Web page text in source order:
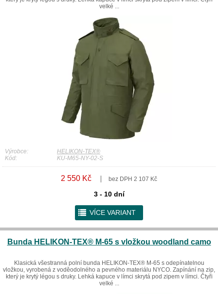
velké ...
Výrobce:
HELIKON-TEX®
Kód:
KU-M65-NY-02-S
2 550 Kč bez DPH 2 107 Kč
3 - 10 dní
r VÍCE VARIANT
Bunda HELIKON-TEX® M-65 s vložkou woodland camo
Klasická všestranná polní bunda HELIKON-TEX® M-65 s odepínatelnou
vložkou, vyrobená z voděodolného a pevného materiálu NYCO. Zapínání na zip,
který je krytý légou s druky. Lehká kapuce v límci skrytá pod zipem v límci. Čtyři
velké ...